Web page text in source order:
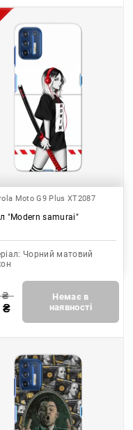
Moto G9 Plus XT2087
"Modern samurai"
Чорний матовий
₴
₴
Немає в
наявності